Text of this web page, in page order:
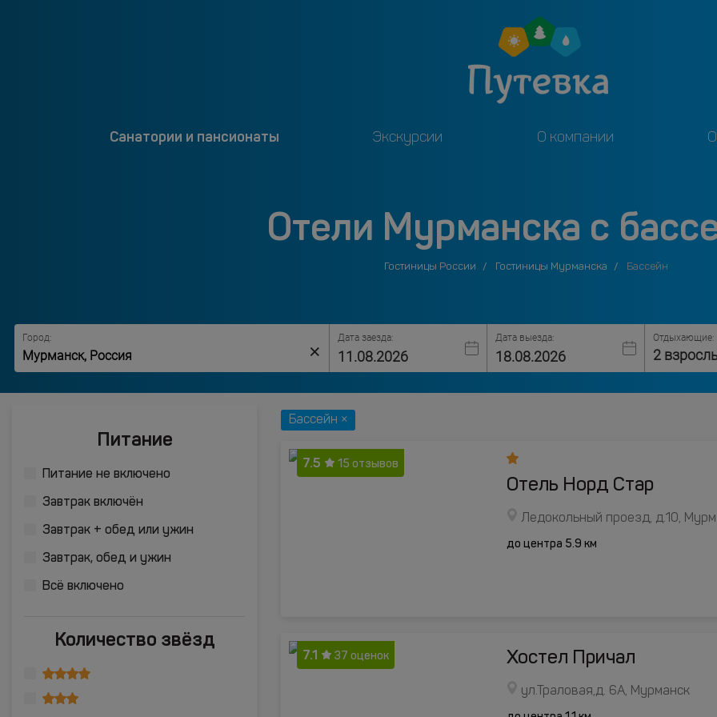
Санатории и пансионаты Экскурсии О компании
Отели Мурманска с
Гостиницы России Гостиницы Мурманска Бассейн
Город:
×
Дата заезда: Дата выезда: Отдыхающие:
2
Питание
Питание не включено
Завтрак включён
Завтрак + обед или ужин
Завтрак, обед и ужин
Всё включено
Количество звёзд
Бассейн ×
7.5 15 отзывов
Отель Норд Стар
Ледокольный проезд, д.10,
до центра 5.9 км
7.1 37 оценок Хостел Причал
ул.Траловая,д. 6А, Мурманск